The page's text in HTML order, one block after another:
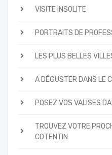
VISITE INSOLITE
PORTRAITS DE
LES PLUS BELLES
A DÉGUSTER DANS LE
POSEZ VOS VALISES
TROUVEZ VOTRE
COTENTIN